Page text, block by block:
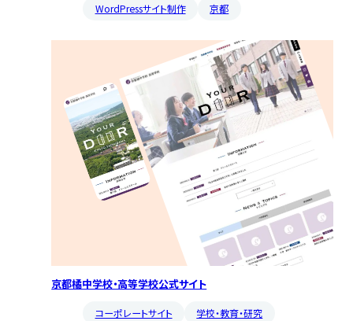
WordPressサイト制作
京都
京都橘中学校・高等学校公式サイト
コーポレートサイト
学校・教育・研究